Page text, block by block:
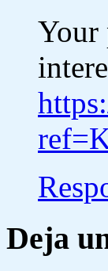
Your
Deja